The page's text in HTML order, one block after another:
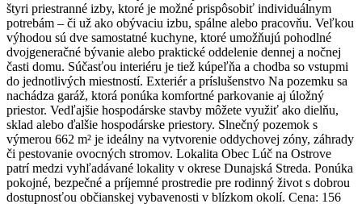
štyri priestranné izby, ktoré je možné prispôsobiť individuálnym
potrebám – či už ako obývaciu izbu, spálne alebo pracovňu. Veľkou
výhodou sú dve samostatné kuchyne, ktoré umožňujú pohodlné
dvojgeneračné bývanie alebo praktické oddelenie dennej a nočnej
časti domu. Súčasťou interiéru je tiež kúpeľňa a chodba so vstupmi
do jednotlivých miestností. Exteriér a príslušenstvo Na pozemku sa
nachádza garáž, ktorá ponúka komfortné parkovanie aj úložný
priestor. Vedľajšie hospodárske stavby môžete využiť ako dielňu,
sklad alebo ďalšie hospodárske priestory. Slnečný pozemok s
výmerou 662 m² je ideálny na vytvorenie oddychovej zóny, záhrady
či pestovanie ovocných stromov. Lokalita Obec Lúč na Ostrove
patrí medzi vyhľadávané lokality v okrese Dunajská Streda. Ponúka
pokojné, bezpečné a príjemné prostredie pre rodinný život s dobrou
dostupnosťou občianskej vybavenosti v blízkom okolí. Cena: 156